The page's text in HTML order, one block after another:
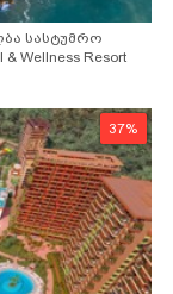
სასტუმრო
Wellness Resort
37%